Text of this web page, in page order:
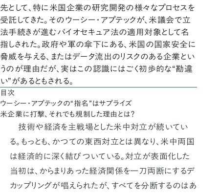
先として、特に米国企業の研究開発の様々なプロセスを
受託してきた。そのウーシー・アプテックが、米議会で立
法手続きが進むバイオセキュア法の適用対象として名
指しされた。政府や軍の傘下にある、米国の国家安全に
脅威を与える、またはデータ流出のリスクのある企業とい
うのが理由だが、実はこの認識にはごく初歩的な“勘違
い”があるともされる。
目次
ウーシー・アプテックの“指名”はサプライズ
米企業に打撃、それでも規制した理由とは？
技術や経済を主戦場とした米中対立が続いてい
る。もっとも、かつての東西対立とは異なり、米中両国
は経済的に深く結びついている。対立が表面化した
当初は、からまりあった経済関係を一刀両断にするデ
カップリングが唱えられたが、すべてを分断するのはあ